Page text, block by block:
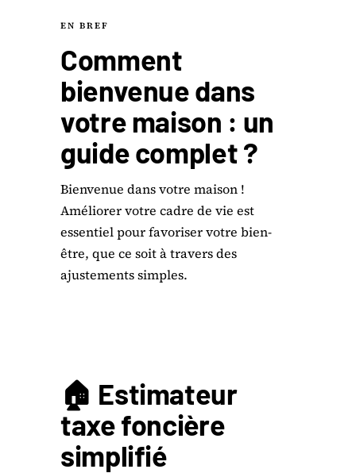
EN BREF
Comment
bienvenue dans
votre maison : un
guide complet ?
Bienvenue dans votre maison !
Améliorer votre cadre de vie est
essentiel pour favoriser votre bien-
être, que ce soit à travers des
ajustements simples.
🏠 Estimateur
taxe foncière
simplifié